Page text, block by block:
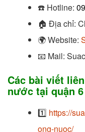
☎️ Hotline:
🏠 Địa chỉ:
🌍Website:
📧 Mail:
Các bài viết
nước tại quận
1️⃣ https://
ong-nuoc/